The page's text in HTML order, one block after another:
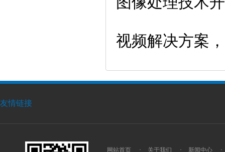
视频解决方案
友情链接
网站首页 · 关于我们 · 新闻中心 ·